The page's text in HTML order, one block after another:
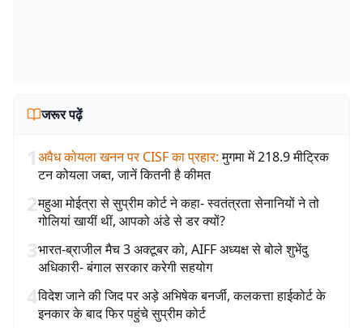
जरूर पढ़ें
1अवैध कोयला खनन पर CISF का प्रहार: मुगमा में 218.9 मीट्रिक
टन कोयला जब्त, जानें कितनी है कीमत
2महुआ मोईत्रा से सुप्रीम कोर्ट ने कहा- स्वतंत्रता सेनानियों ने तो
गोलियां खायीं थीं, आपको अंडे से डर क्यों?
3भारत-ब्राजील मैच 3 अक्टूबर को, AIFF अध्यक्ष से बोले शुभेंदु
अधिकारी- बंगाल सरकार करेगी सहयोग
4विदेश जाने की जिद पर अड़े अभिषेक बनर्जी, कलकत्ता हाईकोर्ट के
इनकार के बाद फिर पहुंचे सुप्रीम कोर्ट